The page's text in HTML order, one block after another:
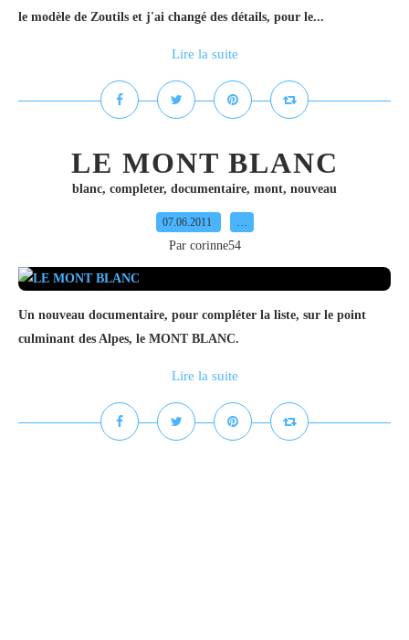
le modèle de Zoutils et j'ai changé des détails, pour le...
Lire la suite
LE MONT BLANC
blanc, completer, documentaire, mont, nouveau
07.06.2011 …
Par corinne54
Un nouveau documentaire, pour compléter la liste, sur le point
culminant des Alpes, le MONT BLANC.
Lire la suite